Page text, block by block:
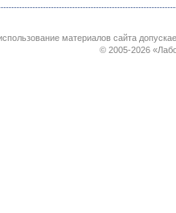
материалов сайта
© 2005-2026